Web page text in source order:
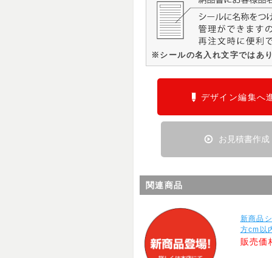
※シールの名入れ文字ではあ
お見積書作成
デザイン編集へ
関連商品
新商品
方cm以
販売価